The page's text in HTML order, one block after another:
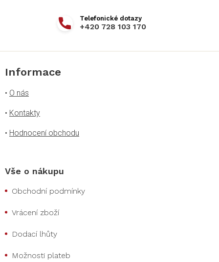
v
ý
+420 728 103 170
Informace
• O nás
• Kontakty
• Hodnocení obchodu
Vše o nákupu
Obchodní podmínky
Vrácení zboží
Dodací lhůty
Možnosti plateb